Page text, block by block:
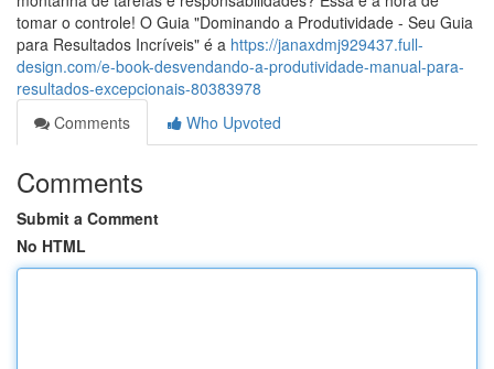
tomar o controle! O Guia "Dominando a Produtividade - Seu Guia
para Resultados Incríveis" é a https://janaxdmj929437.full-
design.com/e-book-desvendando-a-produtividade-manual-para-
resultados-excepcionais-80383978
Comments
Who Upvoted
Comments
Submit a Comment
No HTML